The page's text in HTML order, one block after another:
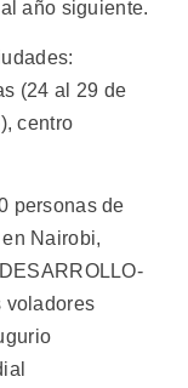
año siguiente.
(24 al 29 de
centro
personas de
Nairobi,
voladores